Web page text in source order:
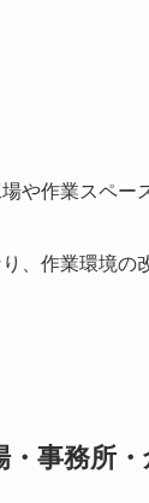
や作業スペー
、作業環境の
・事務所